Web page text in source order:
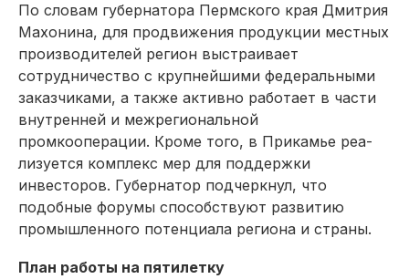
По словам губернатора Пермского края Дмитрия
Махонина, для продвижения продукции местных
производителей регион выстраивает
сотрудничество с крупнейшими федеральными
заказчиками, а также активно работает в части
внутренней и межрегиональной
промкооперации. Кроме того, в Прикамье реа­
лизуется комплекс мер для поддержки
инвесторов. Губернатор подчеркнул, что
подобные форумы способствуют развитию
промышленного потенциала региона и страны.
План работы на пятилетку